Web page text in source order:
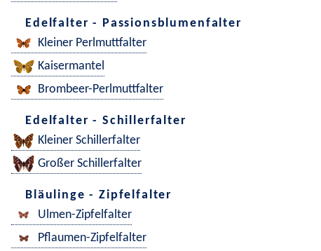
Edelfalter - Passionsblumenfalter
Kleiner Perlmuttfalter
Kaisermantel
Brombeer-Perlmuttfalter
Edelfalter - Schillerfalter
Kleiner Schillerfalter
Großer Schillerfalter
Bläulinge - Zipfelfalter
Ulmen-Zipfelfalter
Pflaumen-Zipfelfalter